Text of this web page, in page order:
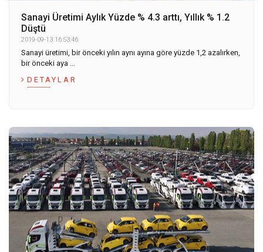
Sanayi Üretimi Aylık Yüzde % 4.3 arttı, Yıllık % 1.2
Düştü
2019-09-13 16:53:46
Sanayi üretimi, bir önceki yılın aynı ayına göre yüzde 1,2 azalırken,
bir önceki aya ...
DETAYLAR